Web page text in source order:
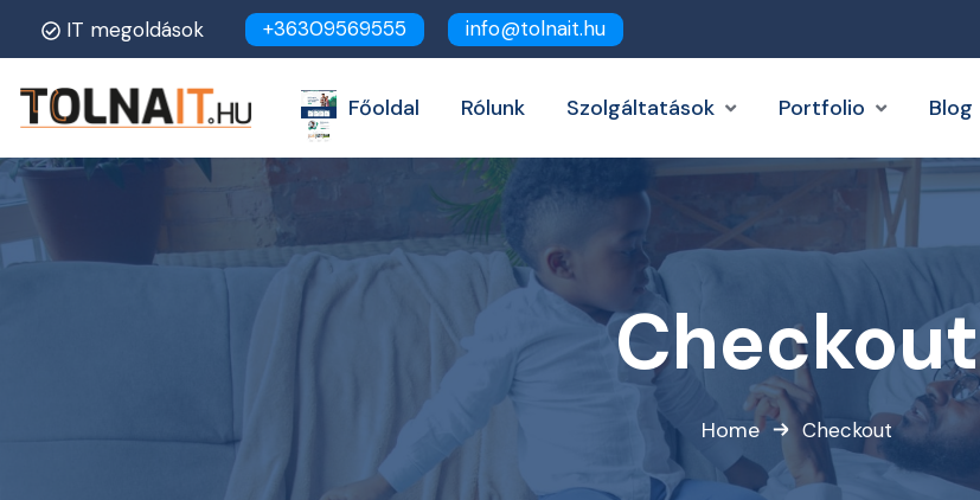
IT megoldások +36309569555 info@tolnait.hu
Főoldal Rólunk Szolgáltatások Portfolio Blog
Checkout
Home Checkout